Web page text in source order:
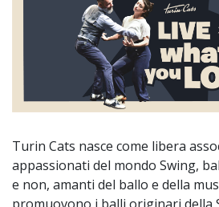
Turin Cats nasce come libera
appassionati del mondo Swing,
e non, amanti del ballo e della